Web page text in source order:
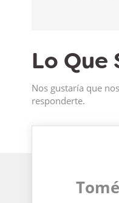
Lo Que
Nos gustaría que
responderte.